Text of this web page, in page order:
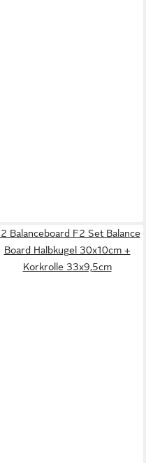
Balanceboard F2 Set Balance
Board Halbkugel 30x10cm +
Korkrolle 33x9,5cm